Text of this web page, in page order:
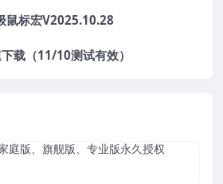
鼠标宏V2025.10.28
载（11/10测试有效）
庭版、旗舰版、专业版永久授权